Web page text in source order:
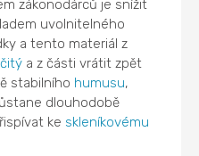
zákonodárců je snížit
uvolnitelného
a tento materiál z
a z části vrátit zpět
stabilního humusu,
dlouhodobě
ke skleníkovému